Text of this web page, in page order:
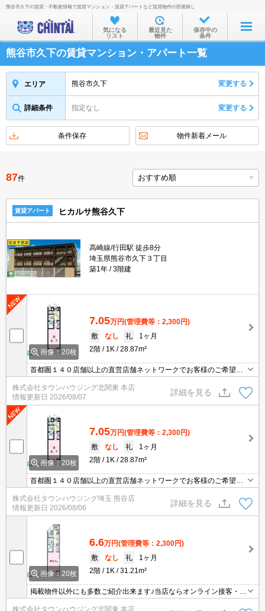
お部屋を探す
沿線・駅から
住所から
物件特集から
不動産会社から
TOP
熊谷市久下の賃貸・不動産情報で賃貸マンション・賃貸アパートなど賃貸物件の部屋探し
気になる
リスト
最近見た
物件
保存中の
条件
熊谷市久下の賃貸マンション・アパート一覧
エリア 熊谷市久下 変更する
詳細条件 指定なし 変更する
条件保存 物件新着メール
87件
賃貸アパート ヒカルサ熊谷久下
高崎線/行田駅 徒歩8分
埼玉県熊谷市久下３丁目
築1年
3階建
画像：20枚
7.05万円(管理費等：2,300円)
敷
なし 礼
1ヶ月
2階
1K 28.87m²
首都圏１４０店舗以上の直営店舗ネットワークでお客様のご希望に
合ったお部屋をお探しさせて頂きます☆賃貸市場に出ている情報を
まとめてご紹介☆何でもご相談下さい♪
株式会社タウンハウジング北関東 本店
情報更新日 2026/08/07
詳細を見る
画像：20枚
7.05万円(管理費等：2,300円)
敷
なし 礼
1ヶ月
2階
1K 28.87m²
首都圏１４０店舗以上の直営店舗ネットワークでお客様のご希望に
合ったお部屋をお探しさせて頂きます☆賃貸市場に出ている情報を
まとめてご紹介☆何でもご相談下さい♪
株式会社タウンハウジング埼玉 熊谷店
情報更新日 2026/08/06
詳細を見る
画像：20枚
6.6万円(管理費等：2,300円)
敷
なし 礼
1ヶ月
2階
1K 31.21m²
掲載物件以外にも多数ご紹介出来ます♪当店ならオンライン接客・内
見可能です！メールでのお問い合わせの際は、電話番号も記載頂き
株式会社タウンハウジング北関東 本店